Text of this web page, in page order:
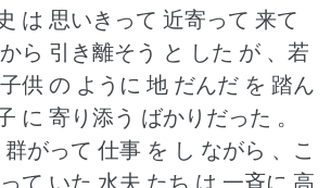
は 思いきって 近寄って 来て
ら 引き離そう と した が 、若
供 の ように 地 だんだ を 踏ん
に 寄り添う ばかりだった 。
がって 仕事 を し ながら 、こ
て いた 水夫 たち は 一斉に 高